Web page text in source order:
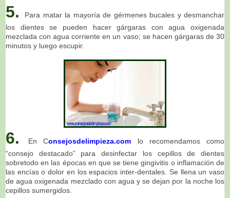
5.
Para matar la mayoría de gérmenes bucales y desmanchar
los dientes se pueden hacer gárgaras con agua oxigenada
mezclada con agua corriente en un vaso; se hacen gárgaras de 30
minutos y luego escupir.
6. En Consejosdelimpieza.com lo recomendamos como
“consejo destacado” para desinfectar los cepillos de dientes
sobretodo en las épocas en que se tiene gingivitis o inflamación de
las encías o dolor en los espacios inter-dentales. Se llena un vaso
de agua oxigenada mezclado con agua y se dejan por la noche los
cepillos sumergidos.